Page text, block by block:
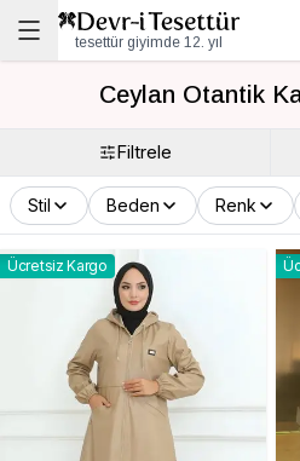
tesettür giyimde 12. yıl
Ceylan Otantik
Filtrele
Stil Beden Renk
Ücretsiz Kargo